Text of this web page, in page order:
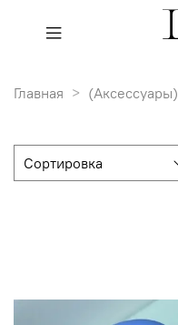
Главная (Аксессуары)